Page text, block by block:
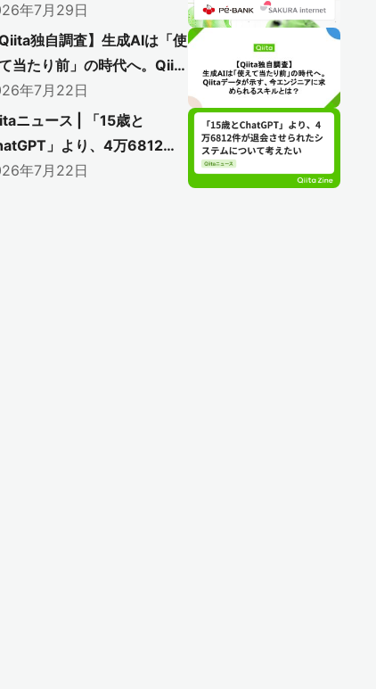
2026」で初のア
ターイベント開催レポート
時代のエンジニアリングを語り尽
た熱い1日をレポート〜
年7月29日
Qiita独自調査】生成AIは「使
当たり前」の時代へ。Qiita
タが示す、今エンジニアに
られるスキルとは？
年7月22日
ニュース | 「15歳と
」より、4万6812件
会させられたシステムにつ
年7月22日